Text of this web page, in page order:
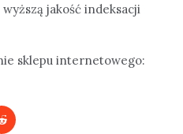
jakość indeksacji
sklepu internetowego: